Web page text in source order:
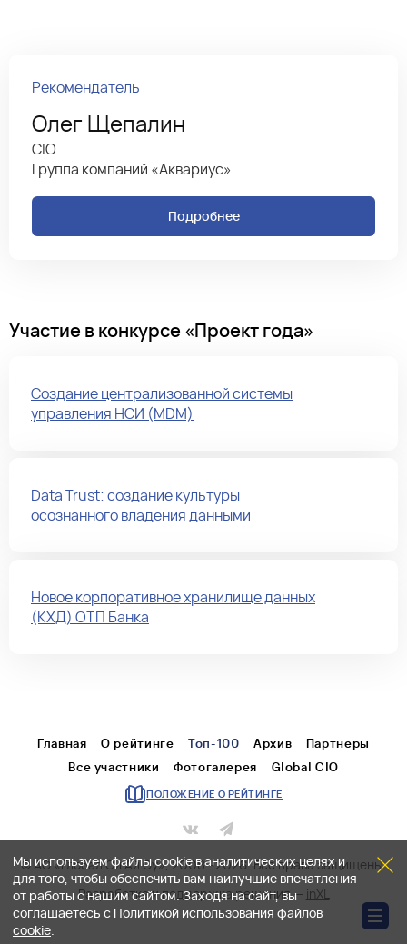
Рекомендатель
Олег Щепалин
CIO
Группа компаний «Аквариус»
Подробнее
Участие в конкурсе «Проект года»
Создание централизованной системы
управления НСИ (MDM)
Data Trust: создание культуры
осознанного владения данными
Новое корпоративное хранилище данных
(КХД) ОТП Банка
Главная О рейтинге Топ-100 Архив
Партнеры
Все участники
Фотогалерея Global CIO
ПОЛОЖЕНИЕ О РЕЙТИНГЕ
© АО «Глобал Си Ай Оу», 2008—2026. Все права защищены.
Разработка и поддержка решения — inXL
Мы используем файлы cookie в аналитических целях и
для того, чтобы обеспечить вам наилучшие впечатления
от работы с нашим сайтом. Заходя на сайт, вы
соглашаетесь с Политикой использования файлов
cookie.